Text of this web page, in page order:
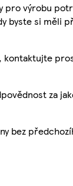
výrobu
byste si měli
kontaktujte
za
bez